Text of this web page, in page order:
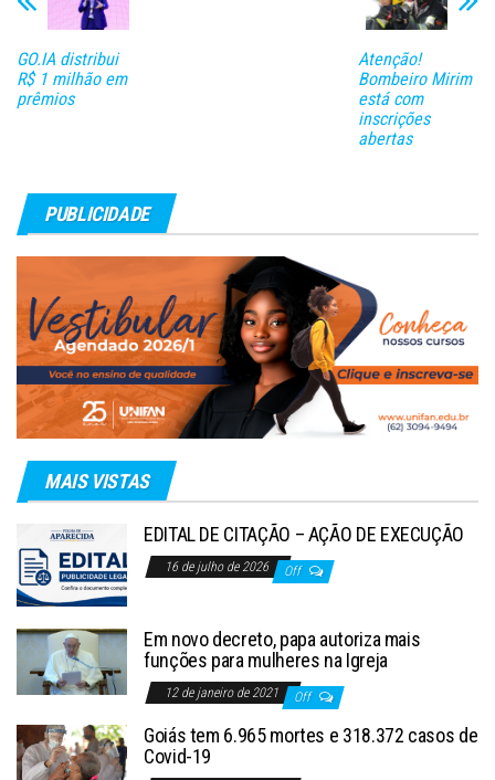
GO.IA distribui
R$ 1 milhão em
prêmios
Atenção!
Bombeiro Mirim
está com
inscrições
abertas
PUBLICIDADE
MAIS VISTAS
EDITAL DE CITAÇÃO – AÇÃO DE EXECUÇÃO
16 de julho de 2026 Off
Em novo decreto, papa autoriza mais
funções para mulheres na Igreja
12 de janeiro de 2021 Off
Goiás tem 6.965 mortes e 318.372 casos de
Covid-19